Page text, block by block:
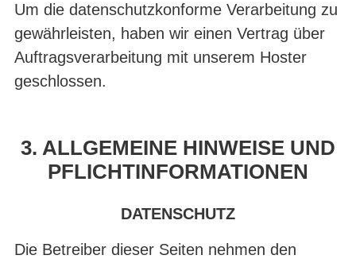
Um die datenschutzkonforme Verarbeitung zu
gewährleisten, haben wir einen Vertrag über
Auftragsverarbeitung mit unserem Hoster
geschlossen.
3. ALLGEMEINE HINWEISE UND
PFLICHTINFORMATIONEN
DATENSCHUTZ
Die Betreiber dieser Seiten nehmen den